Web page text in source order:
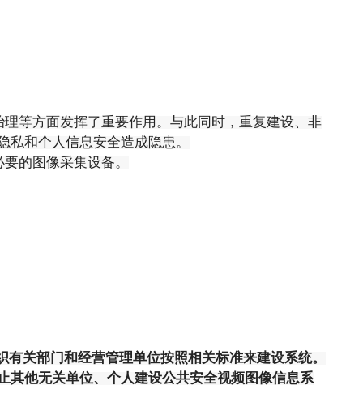
等方面发挥了重要作用。与此同时，重复建设、非
和个人信息安全造成隐患。
的图像采集设备。
关部门和经营管理单位按照相关标准来建设系统。
其他无关单位、个人建设公共安全视频图像信息系